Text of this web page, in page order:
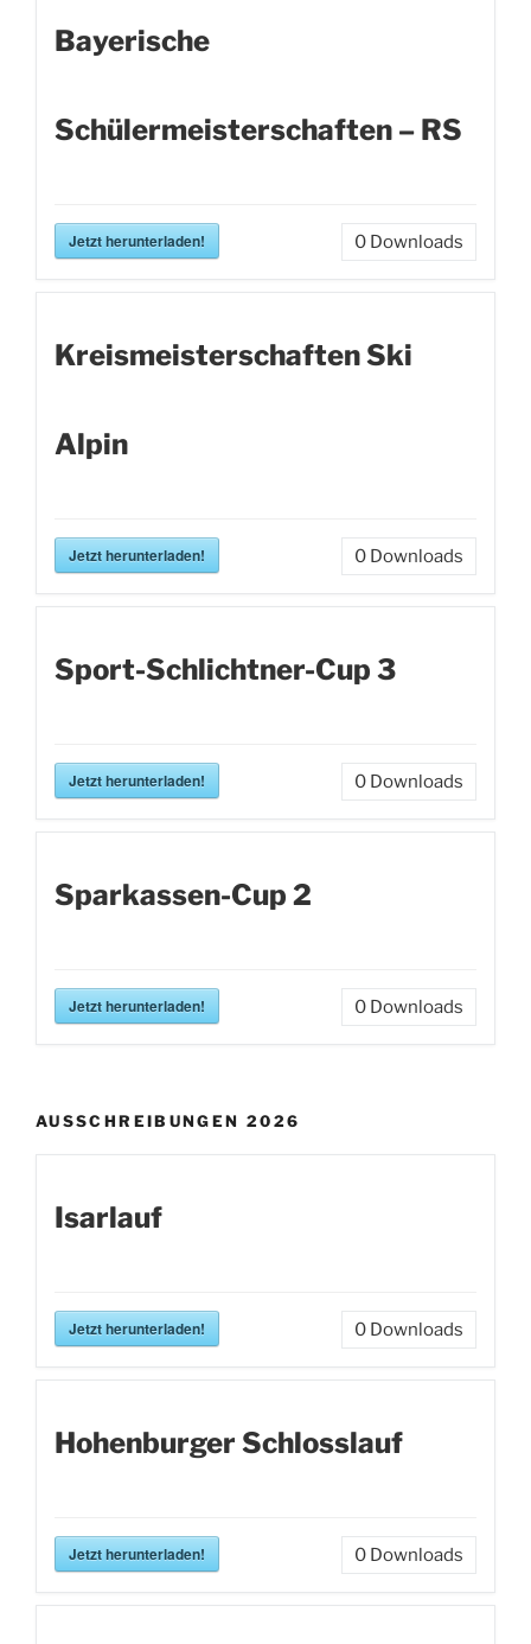
Bayerische
Schülermeisterschaften – RS
Jetzt herunterladen! 0 Downloads
Kreismeisterschaften Ski
Alpin
Jetzt herunterladen! 0 Downloads
Sport-Schlichtner-Cup 3
Jetzt herunterladen! 0 Downloads
Sparkassen-Cup 2
Jetzt herunterladen! 0 Downloads
AUSSCHREIBUNGEN 2026
Isarlauf
Jetzt herunterladen! 0 Downloads
Hohenburger Schlosslauf
Jetzt herunterladen! 0 Downloads